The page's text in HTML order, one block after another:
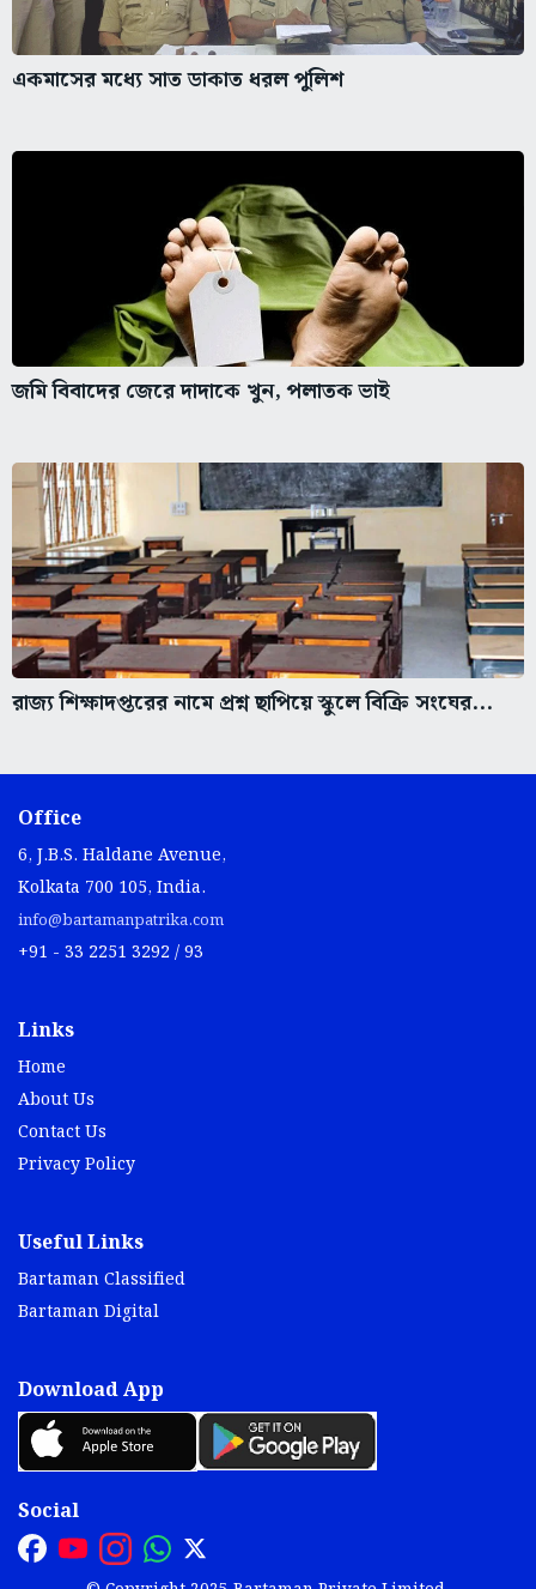
একমাসের মধ্যে সাত ডাকাত ধরল পুলিশ
জমি বিবাদের জেরে দাদাকে খুন, পলাতক ভাই
রাজ্য শিক্ষাদপ্তরের নামে প্রশ্ন ছাপিয়ে স্কুলে বিক্রি সংঘের...
Office
6, J.B.S. Haldane Avenue,
Kolkata 700 105, India.
info@bartamanpatrika.com
+91 - 33 2251 3292 / 93
Links
Home
About Us
Contact Us
Privacy Policy
Useful Links
Bartaman Classified
Bartaman Digital
Download App
Social